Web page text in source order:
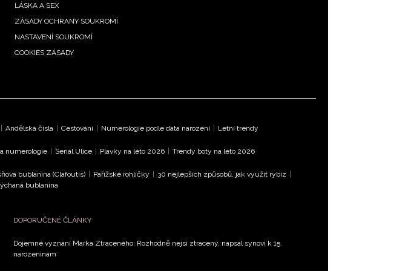
LÁSKA A SEX
ZÁSADY OCHRANY SOUKROMÍ
NASTAVENÍ SOUKROMÍ
COOKIES ZÁSADY
| Andělská čísla | Cestování | Numerologie podle data narození | Letní trendy
numerologie | Seriál Ulice | Plavky na léto 2026 | Trendy boty na léto 2026
bublanina (Clafoutis) | Pařížské rohlíčky | 30 nejlepších způsobů, jak využít rybíz |
bublanina
DOPORUČENÉ ČLÁNKY
Dojemné vyznání Marka Ztraceného: Rozhodně nejsi ztracený, napsal synovi k 15.
narozeninám